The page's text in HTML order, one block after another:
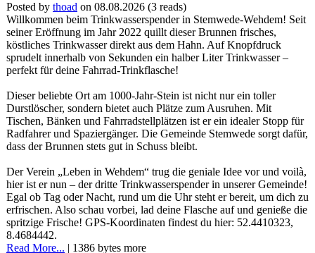
Posted by thoad on 08.08.2026 (3 reads)
Willkommen beim Trinkwasserspender in Stemwede-Wehdem! Seit
seiner Eröffnung im Jahr 2022 quillt dieser Brunnen frisches,
köstliches Trinkwasser direkt aus dem Hahn. Auf Knopfdruck
sprudelt innerhalb von Sekunden ein halber Liter Trinkwasser –
perfekt für deine Fahrrad-Trinkflasche!
Dieser beliebte Ort am 1000-Jahr-Stein ist nicht nur ein toller
Durstlöscher, sondern bietet auch Plätze zum Ausruhen. Mit
Tischen, Bänken und Fahrradstellplätzen ist er ein idealer Stopp für
Radfahrer und Spaziergänger. Die Gemeinde Stemwede sorgt dafür,
dass der Brunnen stets gut in Schuss bleibt.
Der Verein „Leben in Wehdem“ trug die geniale Idee vor und voilà,
hier ist er nun – der dritte Trinkwasserspender in unserer Gemeinde!
Egal ob Tag oder Nacht, rund um die Uhr steht er bereit, um dich zu
erfrischen. Also schau vorbei, lad deine Flasche auf und genieße die
spritzige Frische! GPS-Koordinaten findest du hier: 52.4410323,
8.4684442.
Read More... | 1386 bytes more